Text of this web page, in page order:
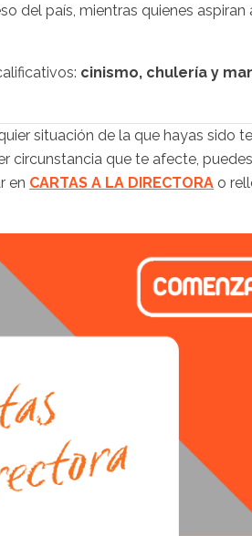
del país, mientras quienes aspiran
cinismo, chulería y
situación de la que hayas sido
circunstancia que te afecte,
en CARTAS A LA DIRECTORA o